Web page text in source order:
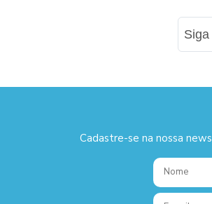
Cadastre-se na nossa